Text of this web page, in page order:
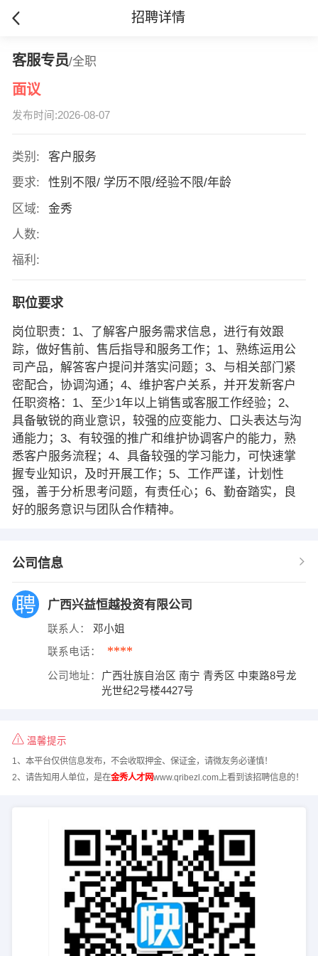
招聘详情
客服专员/全职
面议
发布时间:2026-08-07
类别:
客户服务
要求:
性别不限/ 学历不限/经验不限/年龄
区域:
金秀
人数:
福利:
职位要求
岗位职责：1、了解客户服务需求信息，进行有效跟
踪，做好售前、售后指导和服务工作；1、熟练运用公
司产品，解答客户提问并落实问题；3、与相关部门紧
密配合，协调沟通；4、维护客户关系，并开发新客户
任职资格：1、至少1年以上销售或客服工作经验；2、
具备敏锐的商业意识，较强的应变能力、口头表达与沟
通能力；3、有较强的推广和维护协调客户的能力，熟
悉客户服务流程；4、具备较强的学习能力，可快速掌
握专业知识，及时开展工作；5、工作严谨，计划性
强，善于分析思考问题，有责任心；6、勤奋踏实，良
好的服务意识与团队合作精神。
公司信息
广西兴益恒越投资有限公司
联系人： 邓小姐
联系电话： ****
公司地址：
广西壮族自治区 南宁 青秀区 中柬路8号龙
光世纪2号楼4427号
温馨提示
1、本平台仅供信息发布，不会收取押金、保证金，请微友务必谨慎！
2、请告知用人单位，是在金秀人才网www.qribezl.com上看到该招聘信息的！